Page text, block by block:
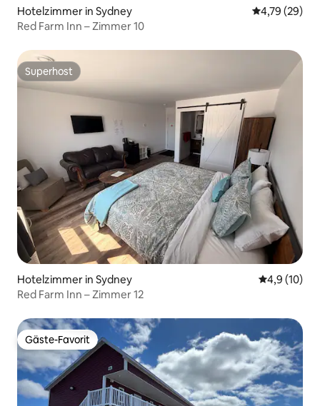
Hotelzimmer in Sydney
4,79 (29)
Red Farm Inn – Zimmer 10
Superhost
Superhost
Hotelzimmer in Sydney
4,9 (10)
Red Farm Inn – Zimmer 12
Gäste-Favorit
Gäste-Favorit